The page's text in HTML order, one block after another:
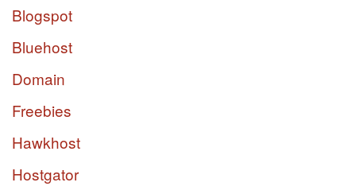
Blogspot
Bluehost
Domain
Freebies
Hawkhost
Hostgator